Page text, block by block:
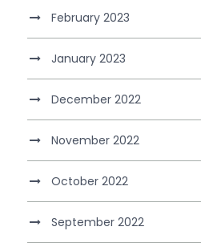
February 2023
January 2023
December 2022
November 2022
October 2022
September 2022